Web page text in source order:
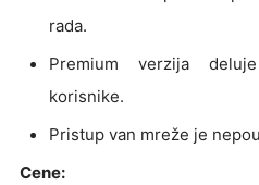
rada.
Premium verzija
korisnike.
Pristup van mreže je
Cene: